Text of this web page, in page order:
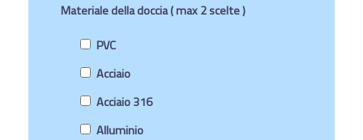
Materiale della doccia ( max 2 scelte )
PVC
Acciaio
Acciaio 316
Alluminio